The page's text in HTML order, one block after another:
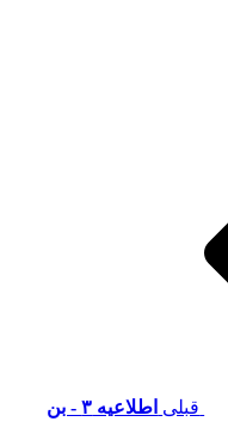
قبلی
اطلاعیه ۳ - بن